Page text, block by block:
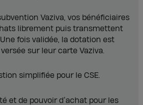
Vaziva, vos bénéficiaires
librement puis transmettent
fois validée, la dotation est
sur leur carte Vaziva.
simplifiée pour le CSE.
et de pouvoir d’achat pour les